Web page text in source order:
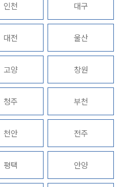
무사례
업무사례
/최신동향
정보
지식인
고객후기
원 소개
전문변호사
/자료
인천 대구
대전 울산
고양 창원
청주 부천
천안 전주
평택 안양